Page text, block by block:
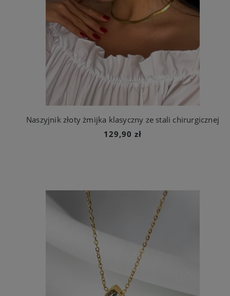
Naszyjnik złoty żmijka klasyczny ze stali chirurgicznej
129,90 zł